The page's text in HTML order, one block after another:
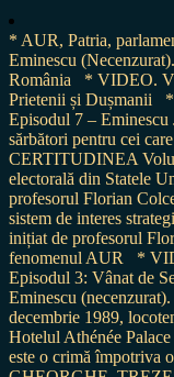
* AUR, Patria,
Eminescu
România
* VIDEO.
Prietenii și Dușmanii
Episodul 7 –
sărbători pentru cei
CERTITUDINEA
electorală din Statele
profesorul Florian
sistem de interes
inițiat de profesorul
fenomenul AUR
*
Episodul 3: Vânat de
Eminescu
decembrie 1989,
Hotelul Athénée
este o crimă împotriva